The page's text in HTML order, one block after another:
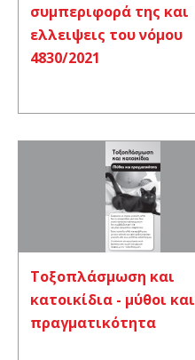
συμπεριφορά της και
ελλειψεις του νόμου
4830/2021
Τοξοπλάσμωση και
κατοικίδια - μύθοι και
πραγματικότητα